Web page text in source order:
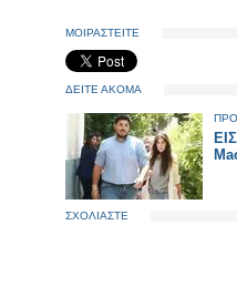
ΜΟΙΡΑΣΤΕΙΤΕ
ΔΕΙΤΕ ΑΚΟΜΑ
ΣΧΟΛΙΑΣΤΕ